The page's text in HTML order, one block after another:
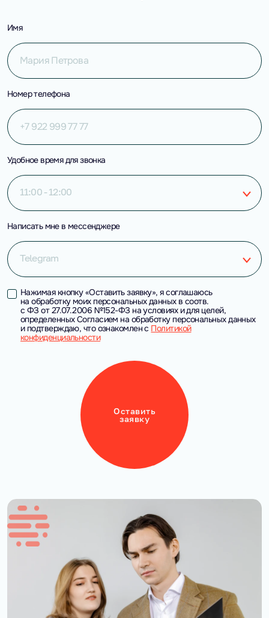
Имя
Номер телефона
Удобное время для звонка
11:00 - 12:00
Написать мне в мессенджере
Telegram
Нажимая кнопку «Оставить заявку», я соглашаюсь
на обработку моих персональных данных в соотв.
с ФЗ от 27.07.2006 №152-ФЗ на условиях и для целей,
определенных Согласием на обработку персональных данных
и подтверждаю, что ознакомлен с Политикой
конфиденциальности
Оставить
заявку